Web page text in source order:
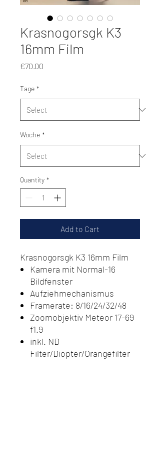
Krasnogorsgk K3
16mm Film
€70.00
Tage *
Woche *
Quantity *
Add to Cart
Krasnogorsgk K3 16mm Film
Kamera mit Normal-16
Bildfenster
Aufziehmechanismus
Framerate: 8/16/24/32/48
Zoomobjektiv Meteor 17-69
f1.9
inkl. ND
Filter/Diopter/Orangefilter